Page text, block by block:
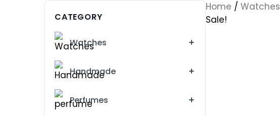
CATEGORY
Watches
Handmade
Perfumes
Home / Watches
Sale!